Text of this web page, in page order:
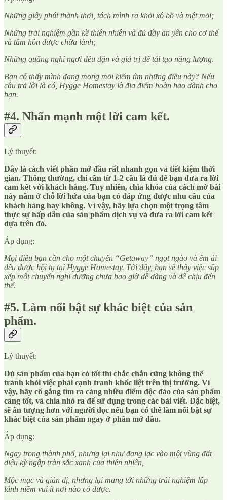
Những giây phút thảnh thơi, tách mình ra khỏi xô bồ và mệt mỏi;
Những trải nghiệm gần kề thiên nhiên và đủ đầy an yên cho cơ thể
và tâm hồn được chữa lành;
Những quãng nghỉ ngơi đều đặn và giá trị để tái tạo năng lượng.
Bạn có thấy mình đang mong mỏi kiếm tìm những điều này? Nếu
câu trả lời là có, Hygge Homestay là địa điểm hoàn hảo dành cho
bạn.
#4. Nhấn mạnh một lời cam kết.
Lý thuyết:
Đây là cách viết phần mở đầu rất nhanh gọn và tiết kiệm thời
gian. Thông thường, chỉ cần từ 1-2 câu là đủ để bạn đưa ra lời
cam kết với khách hàng. Tuy nhiên, chìa khóa của cách mở bài
này nằm ở chỗ lời hứa của bạn có đáp ứng được nhu cầu của
khách hàng hay không. Vì vậy, hãy lựa chọn một trọng tâm
thực sự hấp dẫn của sản phẩm dịch vụ và đưa ra lời cam kết
dựa trên đó.
Áp dụng:
Mọi điều bạn cần cho một chuyến “Getaway” ngọt ngào và êm ái
đều được hội tụ tại Hygge Homestay. Tới đây, bạn sẽ thấy việc sắp
xếp một chuyến nghỉ dưỡng chưa bao giờ dễ dàng và dễ chịu đến
thế.
#5. Làm nổi bật sự khác biệt của sản
phẩm.
Lý thuyết:
Dù sản phẩm của bạn có tốt thì chắc chắn cũng không thể
tránh khỏi việc phải cạnh tranh khốc liệt trên thị trường. Vì
vậy, hãy cố gắng tìm ra càng nhiều điểm độc đáo của sản phẩm
càng tốt, và chia nhỏ ra để sử dụng trong các bài viết. Đặc biệt,
sẽ ấn tượng hơn với người đọc nếu bạn có thể làm nổi bật sự
khác biệt của sản phẩm ngay ở phần mở đầu.
Áp dụng:
Ngay trong thành phố, nhưng lại như đang lạc vào một vùng đất
diệu kỳ ngập tràn sắc xanh của thiên nhiên,
Mộc mạc và giản dị, nhưng lại mang tới những trải nghiệm lấp
lánh niềm vui ít nơi nào có được.